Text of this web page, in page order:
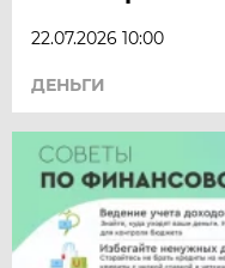
22.07.2026 10:00
ДЕНЬГИ